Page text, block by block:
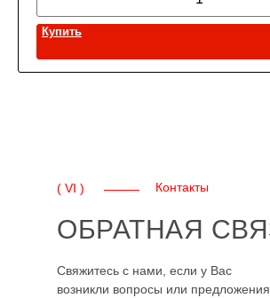
Купить
ОБРАТНАЯ
Свяжитесь с нами, если у Вас
возникли вопросы или
( VI ) Контакты